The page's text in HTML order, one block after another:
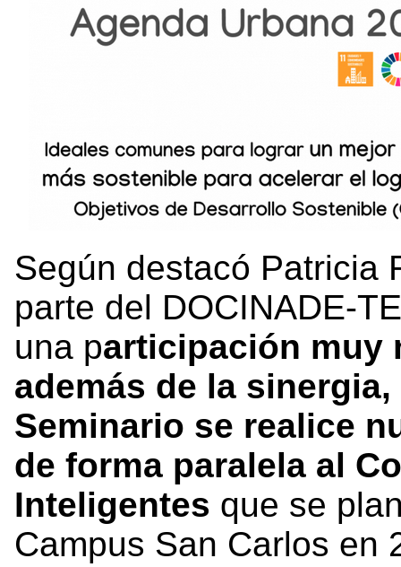
Según destacó Patricia
parte del DOCINADE-
una participación muy
además de la
Seminario se realice
de forma paralela al
Inteligentes que se
Campus San Carlos en